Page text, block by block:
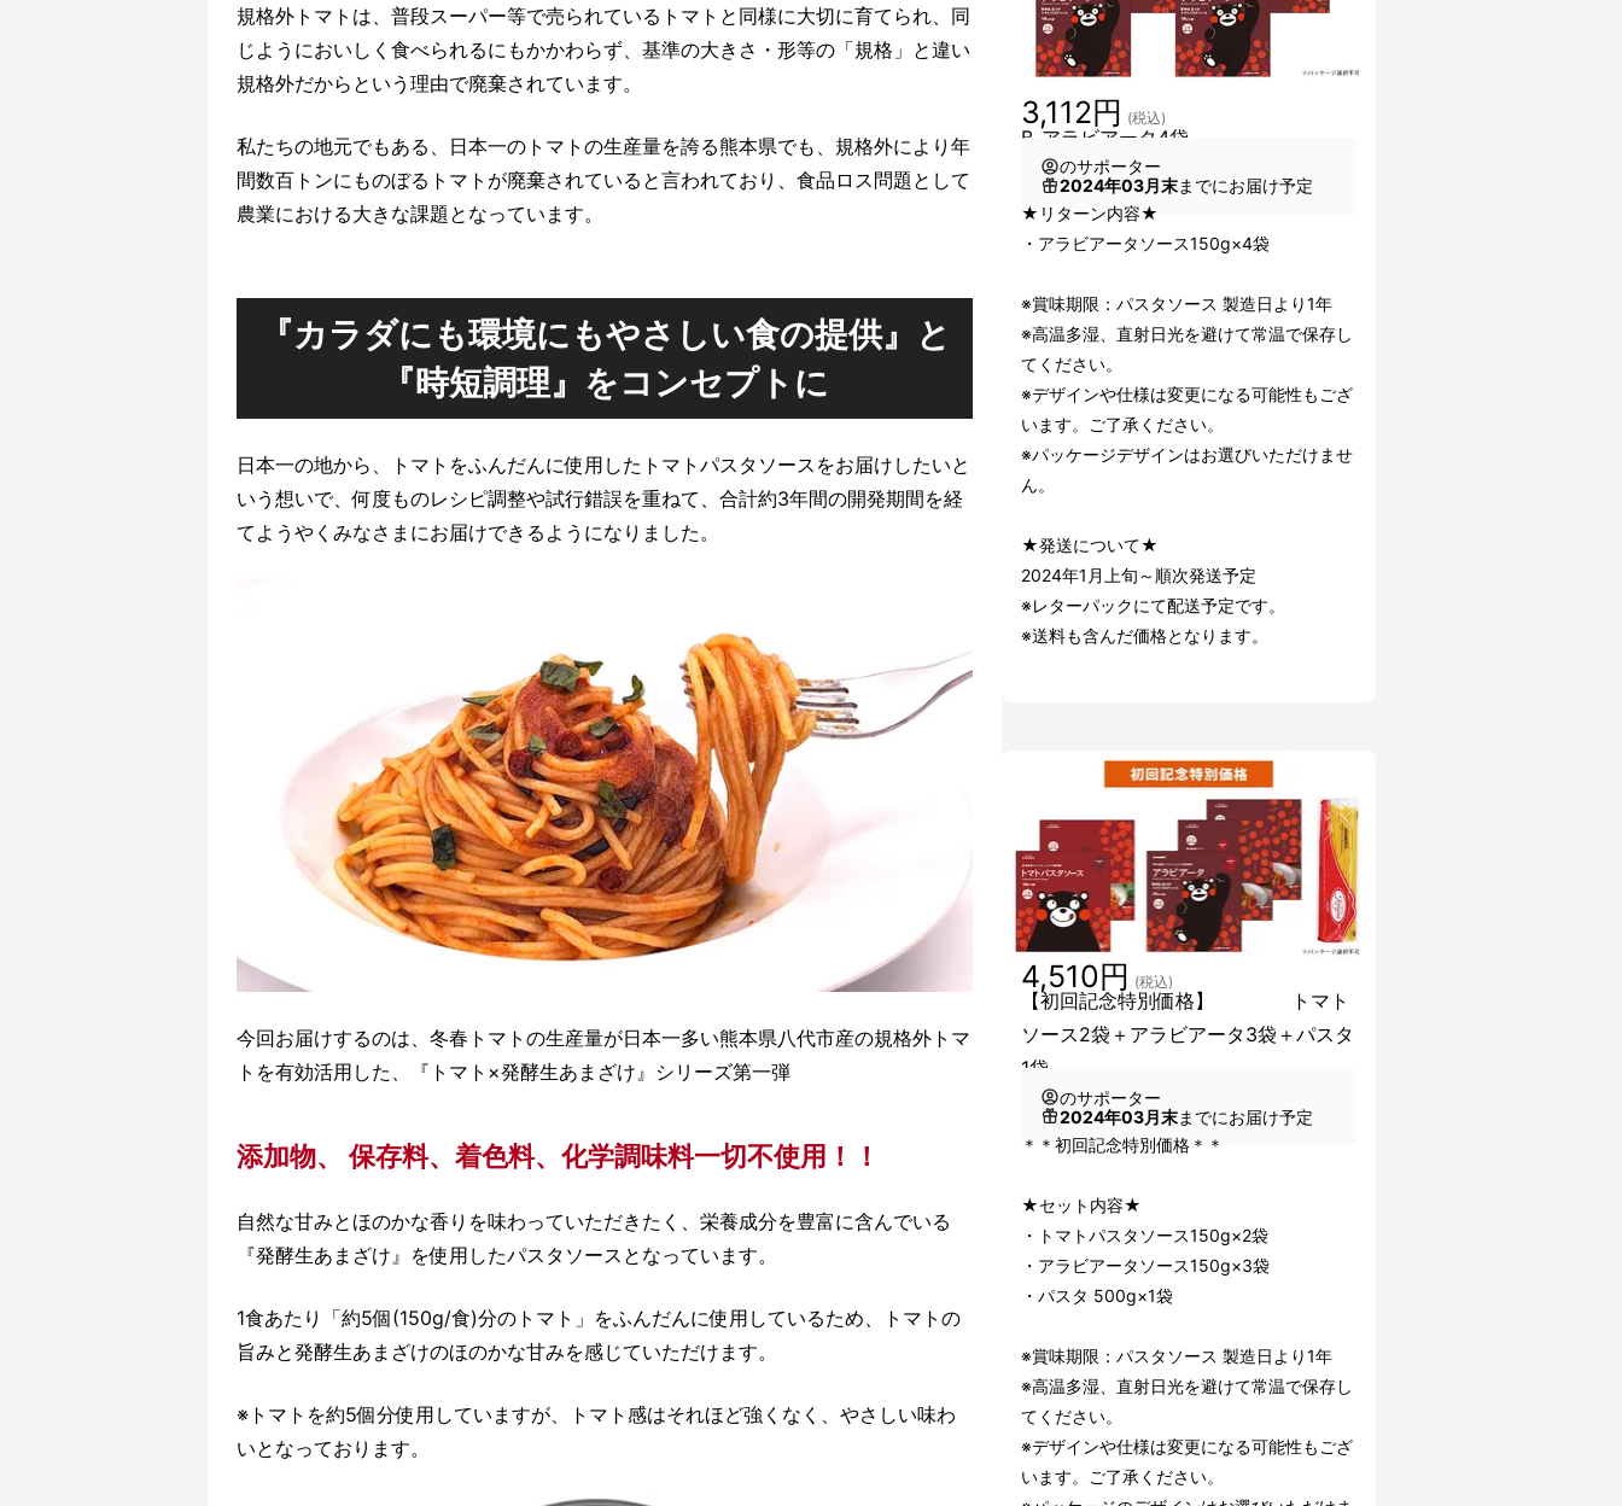
規格外トマトは、普段スーパー等で売られているトマトと同様に大切に育てられ、同
じようにおいしく食べられるにもかかわらず、基準の大きさ・形等の「規格」と違い
規格外だからという理由で廃棄されています。
私たちの地元でもある、日本一のトマトの生産量を誇る熊本県でも、規格外により年
間数百トンにものぼるトマトが廃棄されていると言われており、食品ロス問題として
農業における大きな課題となっています。
『カラダにも環境にもやさしい食の提供』と
『時短調理』をコンセプトに
日本一の地から、トマトをふんだんに使用したトマトパスタソースをお届けしたいと
いう想いで、何度ものレシピ調整や試行錯誤を重ねて、合計約3年間の開発期間を経
てようやくみなさまにお届けできるようになりました。
今回お届けするのは、冬春トマトの生産量が日本一多い熊本県八代市産の規格外トマ
トを有効活用した、『トマト×発酵生あまざけ』シリーズ第一弾
添加物、 保存料、着色料、化学調味料一切不使用！！
自然な甘みとほのかな香りを味わっていただきたく、栄養成分を豊富に含んでいる
『発酵生あまざけ』を使用したパスタソースとなっています。
1食あたり「約5個(150g/食)分のトマト」をふんだんに使用しているため、トマトの
旨みと発酵生あまざけのほのかな甘みを感じていただけます。
※トマトを約5個分使用していますが、トマト感はそれほど強くなく、やさしい味わ
いとなっております。
B_アラビアータ4袋
3,112円 (税込)
のサポーター
2024年03月末までにお届け予定
★リターン内容★
・アラビアータソース150g×4袋
※賞味期限：パスタソース 製造日より1年
※高温多湿、直射日光を避けて常温で保存し
てください。
※デザインや仕様は変更になる可能性もござ
います。ご了承ください。
※パッケージデザインはお選びいただけませ
ん。
★発送について★
2024年1月上旬～順次発送予定
※レターパックにて配送予定です。
※送料も含んだ価格となります。
【初回記念特別価格】 トマト
ソース2袋＋アラビアータ3袋＋パスタ
1袋
4,510円 (税込)
のサポーター
2024年03月末までにお届け予定
＊＊初回記念特別価格＊＊
★セット内容★
・トマトパスタソース150g×2袋
・アラビアータソース150g×3袋
・パスタ 500g×1袋
※賞味期限：パスタソース 製造日より1年
※高温多湿、直射日光を避けて常温で保存し
てください。
※デザインや仕様は変更になる可能性もござ
います。ご了承ください。